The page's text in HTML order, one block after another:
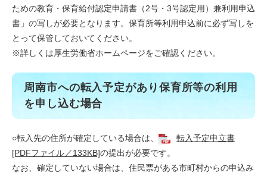
ための教育・保育給付認定申請書（2号・3号認定用）兼利用申込
書​」の写しが必要となります。保育所等利用申込前に必ず写しを
とって保管しておいてください。
※詳しくは厚生労働省ホームページをご確認ください。
周南市への転入予定があり保育所等の利用
を申し込む場合
○転入先の住所が確定している場合は、
転入予定申立書
[PDFファイル／133KB]の提出が必要です。
なお、確定していない場合は、住民票がある市町村からの申込み